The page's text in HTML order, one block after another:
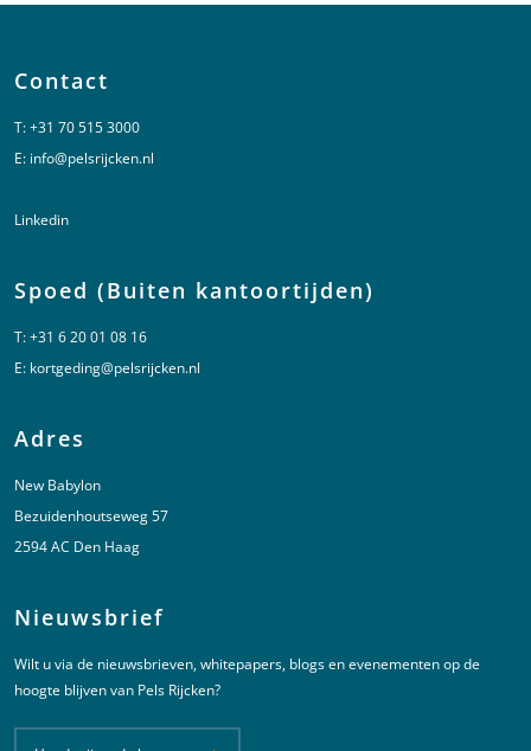
Contact
T:+31 70 515 3000
E: info@pelsrijcken.nl
Linkedin
Spoed (Buiten kantoortijden)
T:+31 6 20 01 08 16
E: kortgeding@pelsrijcken.nl
Adres
New Babylon
Bezuidenhoutseweg 57
2594 AC Den Haag
Nieuwsbrief
Wilt u via de nieuwsbrieven, whitepapers, blogs en evenementen op de
hoogte blijven van Pels Rijcken?